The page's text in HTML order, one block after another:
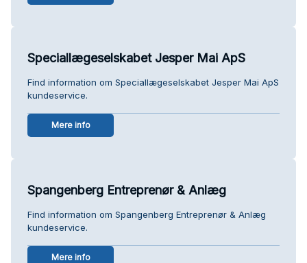
Speciallægeselskabet Jesper Mai ApS
Find information om Speciallægeselskabet Jesper Mai ApS
kundeservice.
Mere info
Spangenberg Entreprenør & Anlæg
Find information om Spangenberg Entreprenør & Anlæg
kundeservice.
Mere info